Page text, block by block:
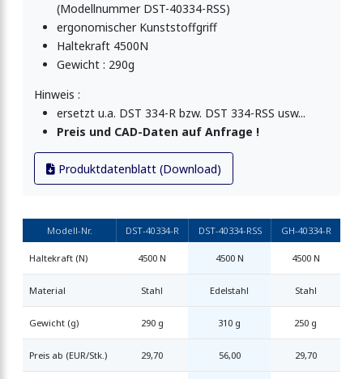
(Modellnummer DST-40334-RSS)
ergonomischer Kunststoffgriff
Haltekraft 4500N
Gewicht : 290g
Hinweis :
ersetzt u.a. DST 334-R bzw. DST 334-RSS usw...
Preis und CAD-Daten auf Anfrage !
Produktdatenblatt (Download)
Modell-Nr. DST-40334-R DST-40334-RSS GH-40334-R
Haltekraft (N) 4500 N 4500 N 4500 N
Material Stahl Edelstahl Stahl
Gewicht (g) 290 g 310 g 250 g
Preis ab (EUR/Stk.) 29,70 56,00 29,70